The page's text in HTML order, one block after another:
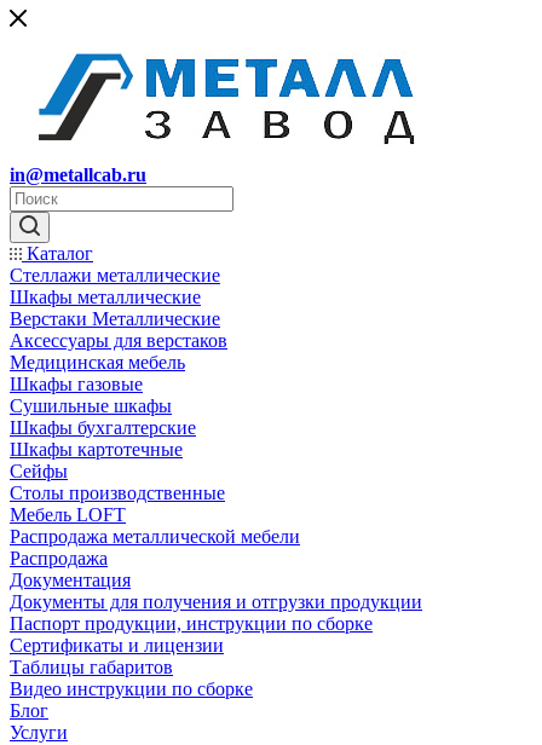
in@metallcab.ru
Каталог
Стеллажи металлические
Шкафы металлические
Верстаки Металлические
Аксессуары для верстаков
Медицинская мебель
Шкафы газовые
Сушильные шкафы
Шкафы бухгалтерские
Шкафы картотечные
Сейфы
Столы производственные
Мебель LOFT
Распродажа металлической мебели
Распродажа
Документация
Документы для получения и отгрузки продукции
Паспорт продукции, инструкции по сборке
Сертификаты и лицензии
Таблицы габаритов
Видео инструкции по сборке
Блог
Услуги